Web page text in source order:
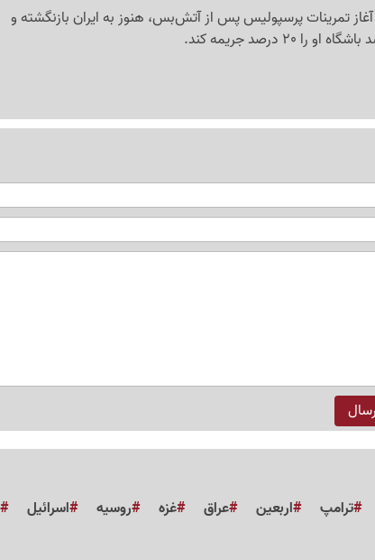
تمرینات پرسپولیس پس از آتش‌بس، هنوز به ایران بازنگشته و
درصد جریمه کند.
ترامپ اربعین عراق غزه روسیه اسرائیل